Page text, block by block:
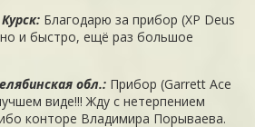
: Благодарю за прибор (XP Deus
и быстро, ещё раз большое
обл.: Прибор (Garrett Ace
виде!!! Жду с нетерпением
конторе Владимира Порываева.